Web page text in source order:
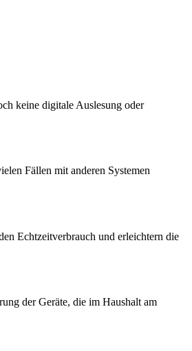
keine digitale Auslesung oder
Fällen mit anderen Systemen
Echtzeitverbrauch und erleichtern die
der Geräte, die im Haushalt am